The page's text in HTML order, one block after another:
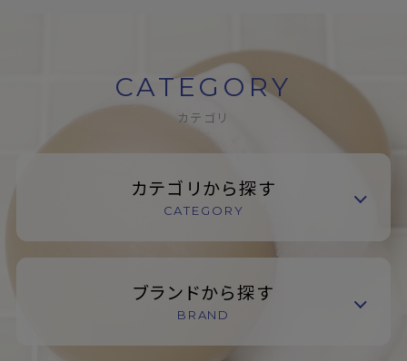
CATEGORY
カテゴリ
カテゴリから探す
CATEGORY
ブランドから探す
BRAND